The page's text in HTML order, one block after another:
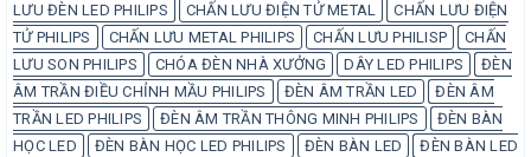
LƯU ĐÈN LED PHILIPS
CHẤN LƯU ĐIỆN TỬ METAL
CHẤN LƯU ĐIỆN
TỬ PHILIPS
CHẤN LƯU METAL PHILIPS CHẤN LƯU PHILISP
CHẤN
LƯU SON PHILIPS
CHÓA ĐÈN NHÀ XƯỞNG DÂY LED PHILIPS
ĐÈN
ÂM TRẦN ĐIỀU CHỈNH MẦU PHILIPS
ĐÈN ÂM TRẦN LED
ĐÈN ÂM
TRẦN LED PHILIPS
ĐÈN ÂM TRẦN THÔNG MINH PHILIPS
ĐÈN BÀN
HỌC LED
ĐÈN BÀN HỌC LED PHILIPS ĐÈN BÀN LED
ĐÈN BÀN LED